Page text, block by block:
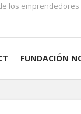
FUNDACIÓN